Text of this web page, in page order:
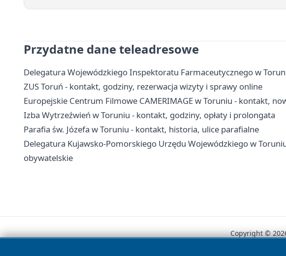
Przydatne dane teleadresowe
Delegatura Wojewódzkiego Inspektoratu Farmaceutycznego w
ZUS Toruń - kontakt, godziny, rezerwacja wizyty i sprawy online
Europejskie Centrum Filmowe CAMERIMAGE w Toruniu - kontakt,
Izba Wytrzeźwień w Toruniu - kontakt, godziny, opłaty i prolongata
Parafia św. Józefa w Toruniu - kontakt, historia, ulice parafialne
Delegatura Kujawsko-Pomorskiego Urzędu Wojewódzkiego w
obywatelskie
Copyright ©